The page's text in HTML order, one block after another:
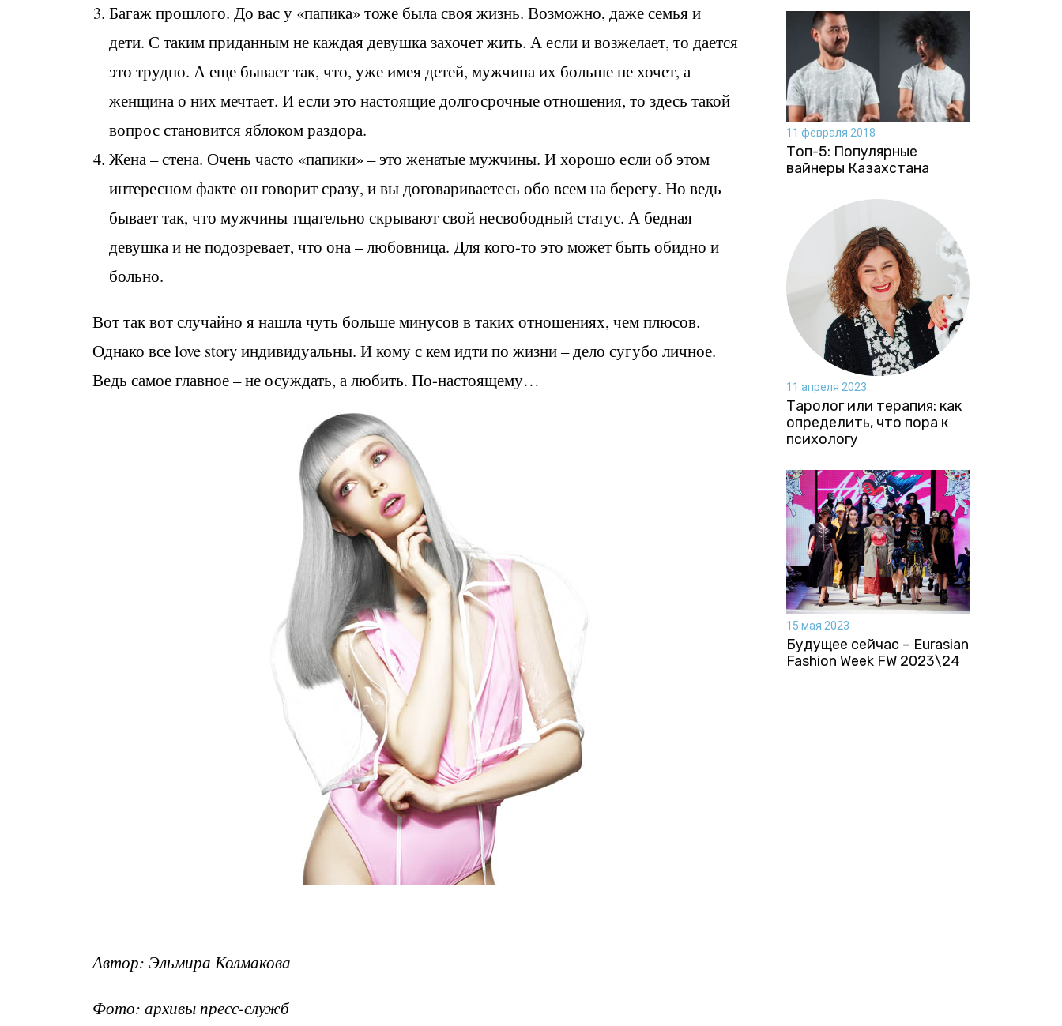
Багаж прошлого. До вас у «папика» тоже была своя жизнь. Возможно, даже семья и
дети. С таким приданным не каждая девушка захочет жить. А если и возжелает, то дается
это трудно. А еще бывает так, что, уже имея детей, мужчина их больше не хочет, а
женщина о них мечтает. И если это настоящие долгосрочные отношения, то здесь такой
вопрос становится яблоком раздора.
Жена – стена. Очень часто «папики» – это женатые мужчины. И хорошо если об этом
интересном факте он говорит сразу, и вы договариваетесь обо всем на берегу. Но ведь
бывает так, что мужчины тщательно скрывают свой несвободный статус. А бедная
девушка и не подозревает, что она – любовница. Для кого-то это может быть обидно и
больно.
Вот так вот случайно я нашла чуть больше минусов в таких отношениях, чем плюсов.
Однако все love story индивидуальны. И кому с кем идти по жизни – дело сугубо личное.
Ведь самое главное – не осуждать, а любить. По-настоящему…
Автор: Эльмира Колмакова
Фото: архивы пресс-служб
11 февраля 2018
Топ-5: Популярные
вайнеры Казахстана
11 апреля 2023
Таролог или терапия: как
определить, что пора к
психологу
15 мая 2023
Будущее сейчас – Eurasian
Fashion Week FW 2023\24